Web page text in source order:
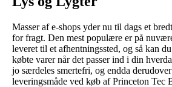
Masser af e-shops yder nu til dags et
for fragt. Den mest populære er på
leveret til et afhentningssted, og så kan
købte varer når det passer ind i din
jo særdeles smertefri, og endda
leveringsmåde ved køb af Princeton Tec